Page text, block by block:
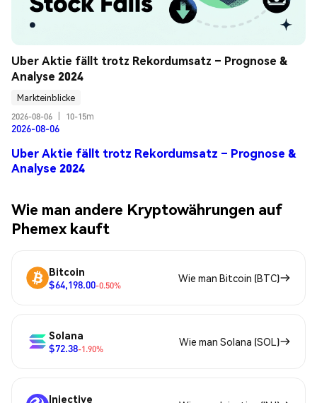
Uber Aktie fällt trotz Rekordumsatz – Prognose &
Analyse 2024
Markteinblicke
2026-08-06
10-15m
2026-08-06
Uber Aktie fällt trotz Rekordumsatz – Prognose &
Analyse 2024
Wie man andere Kryptowährungen auf
Phemex kauft
Bitcoin
$64,198.00-0.50%
Wie man Bitcoin (BTC)
Solana
$72.38-1.90%
Wie man Solana (SOL)
Injective